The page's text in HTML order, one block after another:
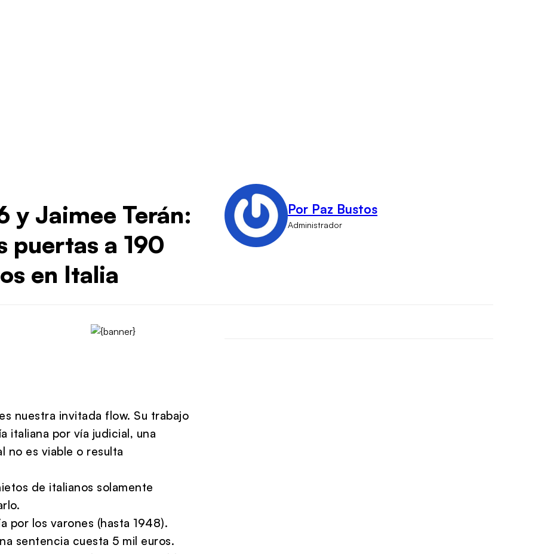
y Jaimee Terán:
puertas a 190
en Italia
Por Paz Bustos
Administrador
nuestra invitada flow. Su trabajo
italiana por vía judicial, una
no es viable o resulta
de italianos solamente
por los varones (hasta 1948).
sentencia cuesta 5 mil euros.